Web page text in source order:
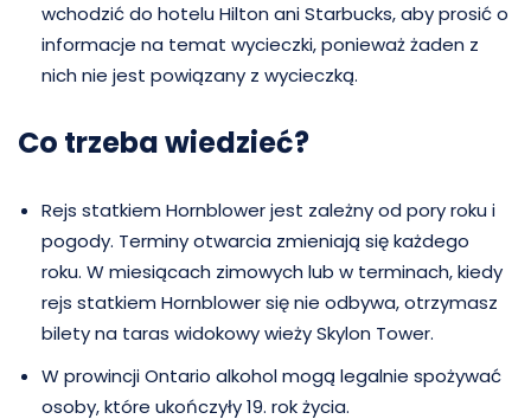
wchodzić do hotelu Hilton ani Starbucks, aby prosić o
informacje na temat wycieczki, ponieważ żaden z
nich nie jest powiązany z wycieczką.
Co trzeba wiedzieć?
Rejs statkiem Hornblower jest zależny od pory roku i
pogody. Terminy otwarcia zmieniają się każdego
roku. W miesiącach zimowych lub w terminach, kiedy
rejs statkiem Hornblower się nie odbywa, otrzymasz
bilety na taras widokowy wieży Skylon Tower.
W prowincji Ontario alkohol mogą legalnie spożywać
osoby, które ukończyły 19. rok życia.